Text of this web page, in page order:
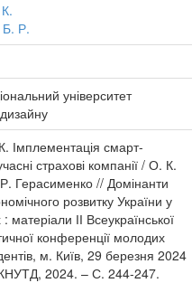
Б. Р.
університет
Імплементація смарт-
страхові компанії / О. К.
Герасименко // Домінанти
розвитку України у
матеріали ІІ Всеукраїнської
конференції молодих
м. Київ, 29 березня 2024
2024. – С. 244-247.